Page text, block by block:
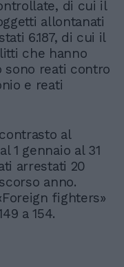
di cui il
allontanati
6.187, di cui il
che hanno
sono reati contro
e reati
al
1 gennaio al 31
arrestati 20
anno.
fighters»
a 154.